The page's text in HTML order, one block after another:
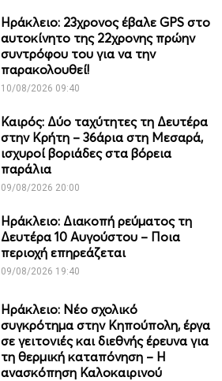
Ηράκλειο: 23χρονος έβαλε GPS στο
αυτοκίνητο της 22χρονης πρώην
συντρόφου του για να την
παρακολουθεί!
10/08/2026 09:40
Καιρός: Δύο ταχύτητες τη Δευτέρα
στην Κρήτη – 36άρια στη Μεσαρά,
ισχυροί βοριάδες στα βόρεια
παράλια
09/08/2026 20:00
Ηράκλειο: Διακοπή ρεύματος τη
Δευτέρα 10 Αυγούστου – Ποια
περιοχή επηρεάζεται
09/08/2026 19:40
Ηράκλειο: Νέο σχολικό
συγκρότημα στην Κηπούπολη, έργα
σε γειτονιές και διεθνής έρευνα για
τη θερμική καταπόνηση – Η
ανασκόπηση Καλοκαιρινού